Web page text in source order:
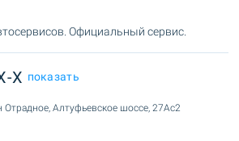
Официальный сервис.
X показать
Алтуфьевское шоссе, 27Ас2